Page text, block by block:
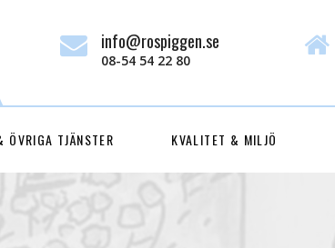
info@rospiggen.se
08-54 54 22 80
ÖVRIGA TJÄNSTER KVALITET & MILJÖ